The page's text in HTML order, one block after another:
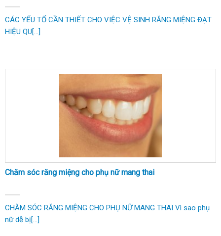
CÁC YẾU TỐ CẦN THIẾT CHO VIỆC VỆ SINH RĂNG MIỆNG ĐẠT
HIỆU QU[...]
Chăm sóc răng miệng cho phụ nữ mang thai
CHĂM SÓC RĂNG MIỆNG CHO PHỤ NỮ MANG THAI Vì sao phụ
nữ dễ bị[...]